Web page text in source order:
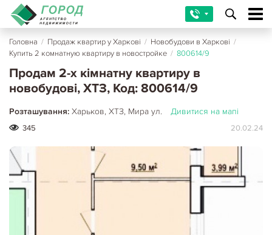
Головна / Продаж квартир у Харкові / Новобудови в Харкові /
Купить 2 комнатную квартиру в новостройке / 800614/9
Продам 2-х кімнатну квартиру в
новобудові, ХТЗ, Код: 800614/9
Розташування: Харьков, ХТЗ, Мира ул. Дивитися на мапі
345 20.02.24